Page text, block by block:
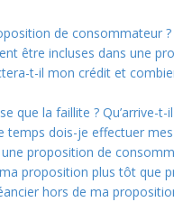
de consommateur ?
être incluses dans une
t-il mon crédit et
que la faillite ? Qu’arrive-t-
temps dois-je effectuer
proposition de
proposition plus tôt que
hors de ma